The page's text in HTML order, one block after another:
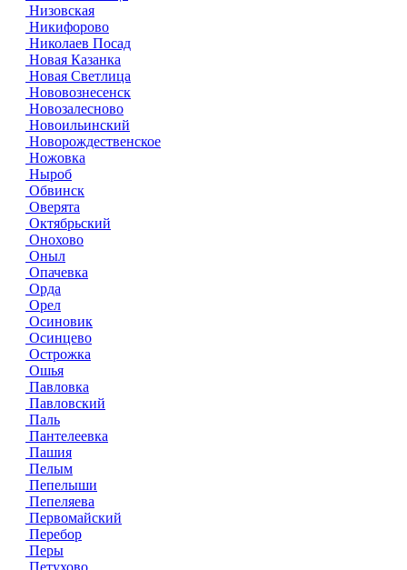
Низовская
Никифорово
Николаев Посад
Новая Казанка
Новая Светлица
Нововознесенск
Новозалесново
Новоильинский
Новорождественское
Ножовка
Ныроб
Обвинск
Оверята
Октябрьский
Онохово
Оныл
Опачевка
Орда
Орел
Осиновик
Осинцево
Острожка
Ошья
Павловка
Павловский
Паль
Пантелеевка
Пашия
Пелым
Пепелыши
Пепеляева
Первомайский
Перебор
Перы
Петухово